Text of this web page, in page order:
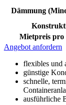
Dämmung
Mietpreis pro
Angebot anfordern
flexibles und
günstige
schnelle,
ausführliche